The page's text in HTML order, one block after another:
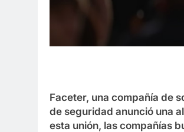
Faceter, una compañía de
de seguridad anunció una
esta unión, las compañías